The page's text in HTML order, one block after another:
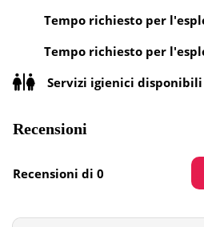
Tempo richiesto per
Tempo richiesto per
Servizi igienici disponibili
Recensioni
Recensioni di 0